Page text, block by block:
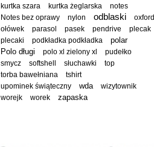
kurtka szara
kurtka żeglarska notes
Notes bez oprawy nylon odblaski
oxford
ołówek
parasol pasek pendrive
plecak
plecaki
podkładka podkładka
polar
Polo długi
polo xl zielony xl pudełko
smycz softshell słuchawki
top
torba bawełniana
tshirt
upominek świąteczny
wda
wizytownik
worejk
worek zapaska